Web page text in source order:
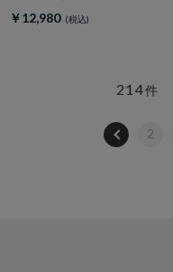
￥12,980
214件
2